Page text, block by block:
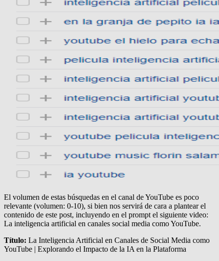
El volumen de estas búsquedas en el canal de YouTube es poco
relevante (volumen: 0-10), si bien nos servirá de cara a plantear el
contenido de este post, incluyendo en el prompt el siguiente video:
La inteligencia artificial en canales social media como YouTube.
Título: La Inteligencia Artificial en Canales de Social Media como
YouTube | Explorando el Impacto de la IA en la Plataforma